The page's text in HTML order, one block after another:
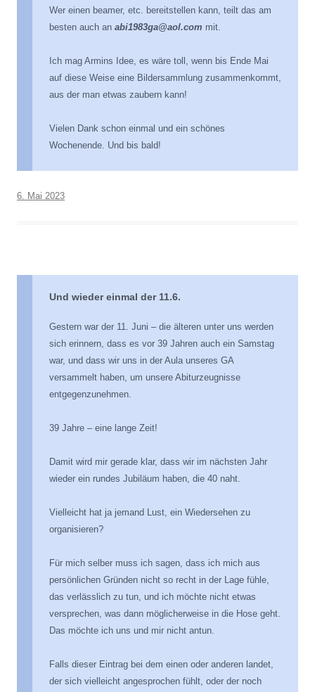
Wer einen beamer, etc. bereitstellen kann, teilt das am
besten auch an abi1983ga@aol.com mit.
Ich mag Armins Idee, es wäre toll, wenn bis Ende Mai
auf diese Weise eine Bildersammlung zusammenkommt,
aus der man etwas zaubern kann!
Vielen Dank schon einmal und ein schönes
Wochenende. Und bis bald!
6. Mai 2023
Und wieder einmal der 11.6.
Gestern war der 11. Juni – die älteren unter uns werden
sich erinnern, dass es vor 39 Jahren auch ein Samstag
war, und dass wir uns in der Aula unseres GA
versammelt haben, um unsere Abiturzeugnisse
entgegenzunehmen.
39 Jahre – eine lange Zeit!
Damit wird mir gerade klar, dass wir im nächsten Jahr
wieder ein rundes Jubiläum haben, die 40 naht.
Vielleicht hat ja jemand Lust, ein Wiedersehen zu
organisieren?
Für mich selber muss ich sagen, dass ich mich aus
persönlichen Gründen nicht so recht in der Lage fühle,
das verlässlich zu tun, und ich möchte nicht etwas
versprechen, was dann möglicherweise in die Hose geht.
Das möchte ich uns und mir nicht antun.
Falls dieser Eintrag bei dem einen oder anderen landet,
der sich vielleicht angesprochen fühlt, oder der noch